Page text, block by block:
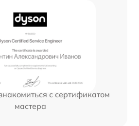
с сертификатом
мастера